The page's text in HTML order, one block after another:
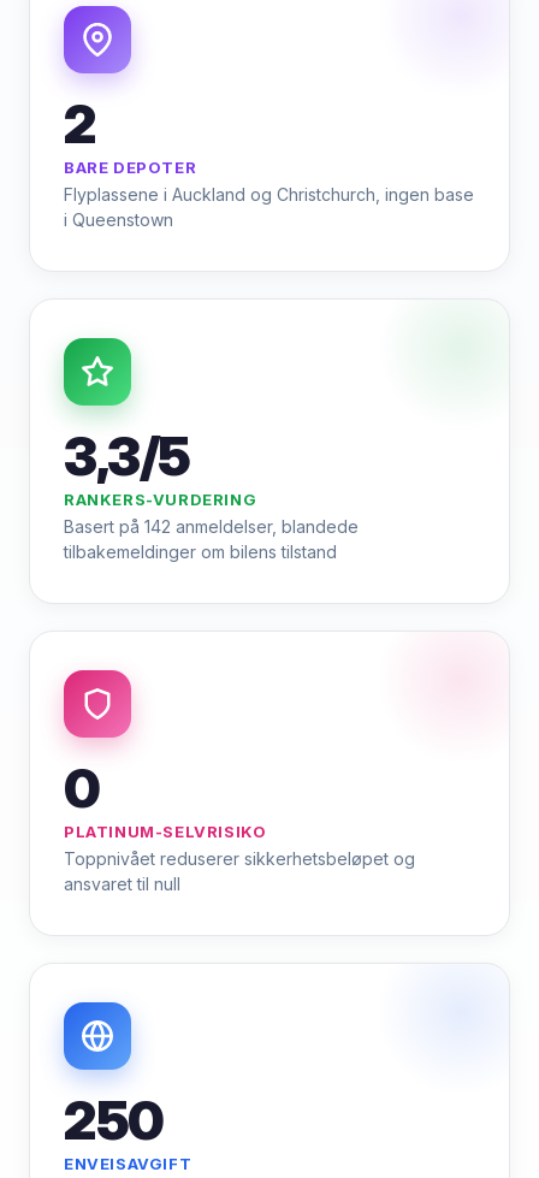
2
BARE DEPOTER
Flyplassene i Auckland og Christchurch, ingen base
i Queenstown
3,3/5
RANKERS-VURDERING
Basert på 142 anmeldelser, blandede
tilbakemeldinger om bilens tilstand
0
PLATINUM-SELVRISIKO
Toppnivået reduserer sikkerhetsbeløpet og
ansvaret til null
250
ENVEISAVGIFT